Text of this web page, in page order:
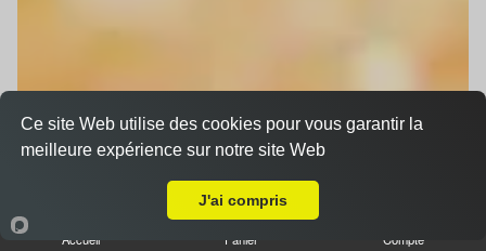
Accueil Panier Compte
Ce site Web utilise des cookies pour vous garantir la
meilleure expérience sur notre site Web
J'ai compris